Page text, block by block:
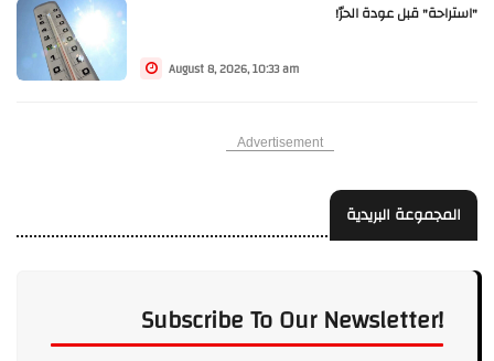
"استراحة" قبل عودة الحرّ!
August 8, 2026, 10:33 am
Advertisement
المجموعة البريدية
Subscribe To Our Newsletter!